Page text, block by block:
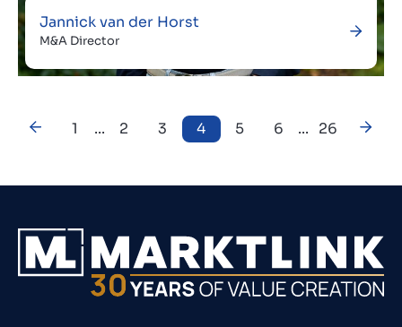
Jannick van der Horst
M&A Director
1 ... 2 3 4 5 6 ... 26